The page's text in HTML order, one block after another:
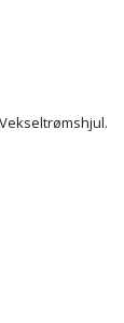
Vekseltrømshjul.